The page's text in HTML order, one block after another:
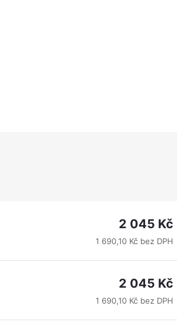
2 045 Kč
1 690,10 Kč bez DPH
2 045 Kč
1 690,10 Kč bez DPH